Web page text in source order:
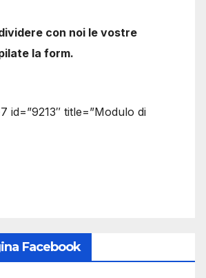
con noi le vostre
la form.
id=”9213″ title=”Modulo di
Facebook